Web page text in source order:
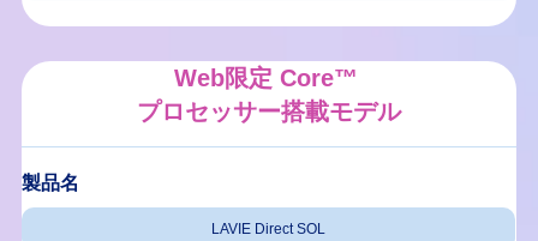
Web限定 Core™
プロセッサー搭載モデル
製品名
LAVIE Direct SOL